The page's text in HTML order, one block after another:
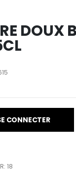
DOUX
CONNECTER
18